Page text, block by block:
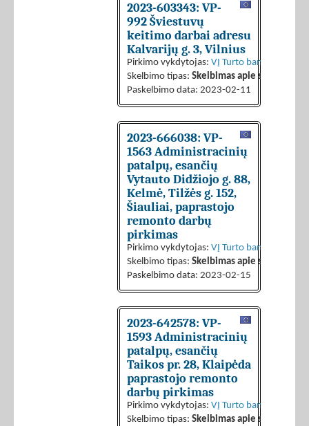
2023-603343: VP-
992 Šviestuvų
keitimo darbai adresu
Kalvarijų g. 3, Vilnius
Pirkimo vykdytojas: VĮ Turto bankas
Skelbimo tipas: Skelbimas apie sutarties
Paskelbimo data: 2023-02-11
2023-666038: VP-
1563 Administracinių
patalpų, esančių
Vytauto Didžiojo g. 88,
Kelmė, Tilžės g. 152,
Šiauliai, paprastojo
remonto darbų
pirkimas
Pirkimo vykdytojas: VĮ Turto bankas
Skelbimo tipas: Skelbimas apie sutarties
Paskelbimo data: 2023-02-15
2023-642578: VP-
1593 Administracinių
patalpų, esančių
Taikos pr. 28, Klaipėda
paprastojo remonto
darbų pirkimas
Pirkimo vykdytojas: VĮ Turto bankas
Skelbimo tipas: Skelbimas apie sutarties